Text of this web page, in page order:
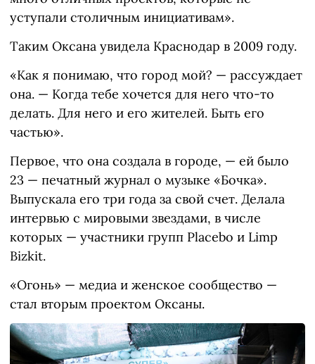
уступали столичным инициативам».
Таким Оксана увидела Краснодар в 2009 году.
«Как я понимаю, что город мой? — рассуждает
она. — Когда тебе хочется для него что-то
делать. Для него и его жителей. Быть его
частью».
Первое, что она создала в городе, — ей было
23 — печатный журнал о музыке «Бочка».
Выпускала его три года за свой счет. Делала
интервью с мировыми звездами, в числе
которых — участники групп Placebo и Limp
Bizkit.
«Огонь» — медиа и женское сообщество —
стал вторым проектом Оксаны.